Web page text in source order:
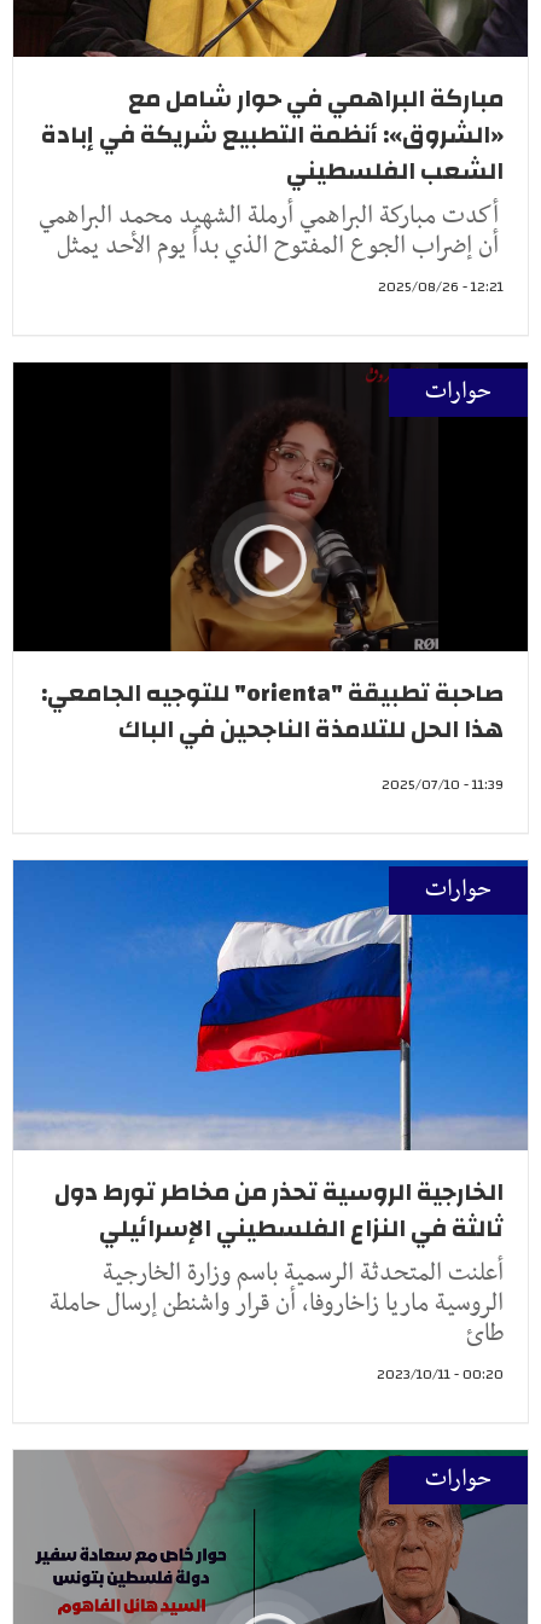
مباركة البراهمي في حوار شامل مع
«الشروق»: أنظمة التطبيع شريكة في إبادة
الشعب الفلسطيني
أكدت مباركة البراهمي أرملة الشهيد محمد البراهمي
أن إضراب الجوع المفتوح الذي بدأ يوم الأحد يمثل
12:21 - 2025/08/26
حوارات
صاحبة تطبيقة "orienta" للتوجيه الجامعي:
هذا الحل للتلامذة الناجحين في الباك
11:39 - 2025/07/10
حوارات
الخارجية الروسية تحذر من مخاطر تورط دول
ثالثة في النزاع الفلسطيني الإسرائيلي
أعلنت المتحدثة الرسمية باسم وزارة الخارجية
الروسية ماريا زاخاروفا، أن قرار واشنطن إرسال حاملة
طائ
00:20 - 2023/10/11
حوارات